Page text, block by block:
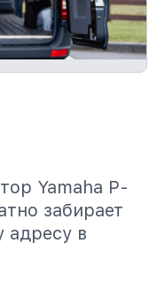
Yamaha P-
забирает
адресу в